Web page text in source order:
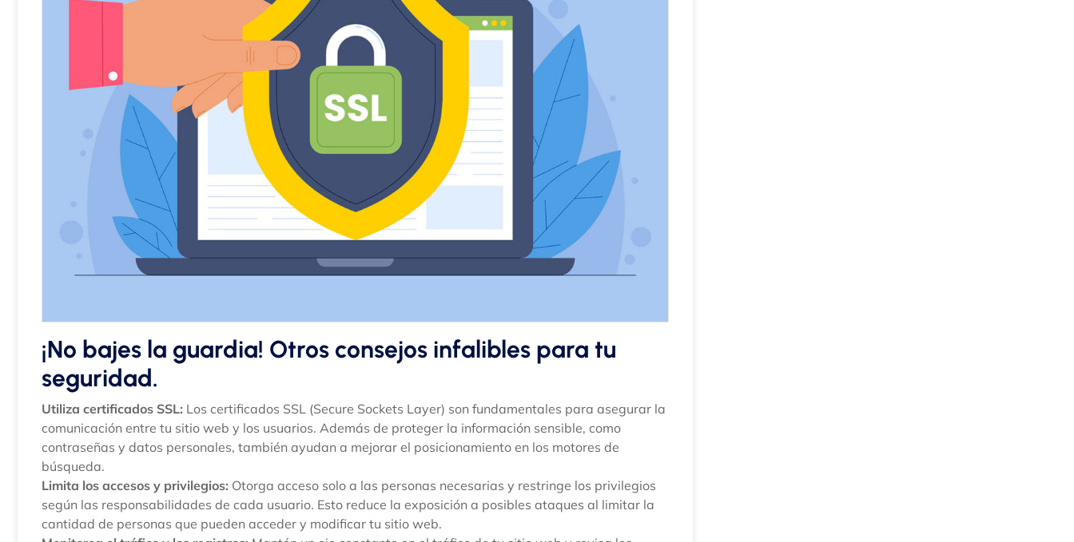
¡No bajes la guardia! Otros consejos infalibles para tu
seguridad.
Utiliza certificados SSL: Los certificados SSL (Secure Sockets Layer) son fundamentales para asegurar la
comunicación entre tu sitio web y los usuarios. Además de proteger la información sensible, como
contraseñas y datos personales, también ayudan a mejorar el posicionamiento en los motores de
búsqueda.
Limita los accesos y privilegios: Otorga acceso solo a las personas necesarias y restringe los privilegios
según las responsabilidades de cada usuario. Esto reduce la exposición a posibles ataques al limitar la
cantidad de personas que pueden acceder y modificar tu sitio web.